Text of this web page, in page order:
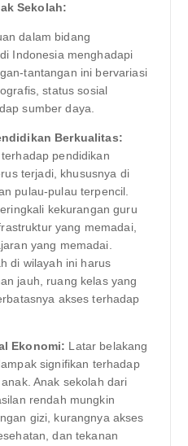
Sekolah:
dalam bidang
Indonesia menghadapi
tantangan ini bervariasi
status sosial
sumber daya.
Berkualitas:
pendidikan
terjadi, khususnya di
pulau-pulau terpencil.
kekurangan guru
yang memadai,
yang memadai.
di wilayah ini harus
jauh, ruang kelas yang
akses terhadap
Ekonomi: Latar belakang
signifikan terhadap
Anak sekolah dari
rendah mungkin
gizi, kurangnya akses
dan tekanan